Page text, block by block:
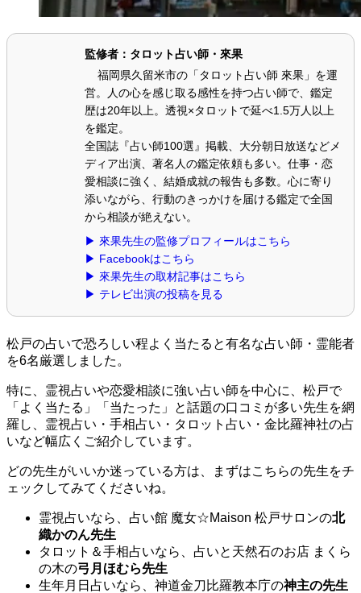
監修者：タロット占い師・來果
福岡県久留米市の「タロット占い師 來果」を運
営。人の心を感じ取る感性を持つ占い師で、鑑定
歴は20年以上。透視×タロットで延べ1.5万人以上
を鑑定。
全国誌『占い師100選』掲載、大分朝日放送などメ
ディア出演、著名人の鑑定依頼も多い。仕事・恋
愛相談に強く、結婚成就の報告も多数。心に寄り
添いながら、行動のきっかけを届ける鑑定で全国
から相談が絶えない。
▶ 來果先生の監修プロフィールはこちら
▶ Facebookはこちら
▶ 來果先生の取材記事はこちら
▶ テレビ出演の投稿を見る
松戸の占いで恐ろしい程よく当たると有名な占い師・霊能者
を6名厳選しました。
特に、霊視占いや恋愛相談に強い占い師を中心に、松戸で
「よく当たる」「当たった」と話題の口コミが多い先生を網
羅し、霊視占い・手相占い・タロット占い・金比羅神社の占
いなど幅広くご紹介しています。
どの先生がいいか迷っている方は、まずはこちらの先生をチ
ェックしてみてくださいね。
霊視占いなら、占い館 魔女☆Maison 松戸サロンの北
織かのん先生
タロット＆手相占いなら、占いと天然石のお店 まくら
の木の弓月ほむら先生
生年月日占いなら、神道金刀比羅教本庁の神主の先生